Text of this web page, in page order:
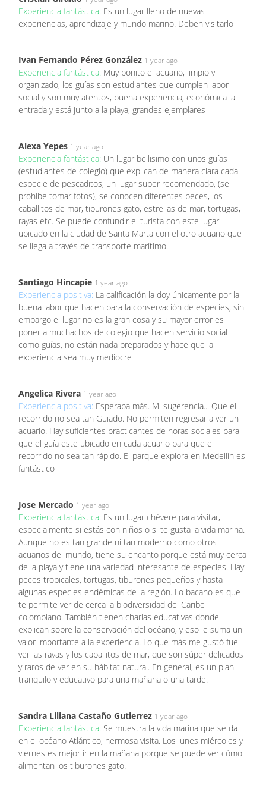
Experiencia fantástica: Es un lugar lleno de nuevas
experiencias, aprendizaje y mundo marino. Deben visitarlo
Ivan Fernando Pérez González 1 year ago
Experiencia fantástica: Muy bonito el acuario, limpio y
organizado, los guías son estudiantes que cumplen labor
social y son muy atentos, buena experiencia, económica la
entrada y está junto a la playa, grandes ejemplares
Alexa Yepes 1 year ago
Experiencia fantástica: Un lugar bellisimo con unos guías
(estudiantes de colegio) que explican de manera clara cada
especie de pescaditos, un lugar super recomendado, (se
prohibe tomar fotos), se conocen diferentes peces, los
caballitos de mar, tiburones gato, estrellas de mar, tortugas,
rayas etc. Se puede confundir el turista con este lugar
ubicado en la ciudad de Santa Marta con el otro acuario que
se llega a través de transporte marítimo.
Santiago Hincapie 1 year ago
Experiencia positiva: La calificación la doy únicamente por la
buena labor que hacen para la conservación de especies, sin
embargo el lugar no es la gran cosa y su mayor error es
poner a muchachos de colegio que hacen servicio social
como guías, no están nada preparados y hace que la
experiencia sea muy mediocre
Angelica Rivera 1 year ago
Experiencia positiva: Esperaba más. Mi sugerencia... Que el
recorrido no sea tan Guiado. No permiten regresar a ver un
acuario. Hay suficientes practicantes de horas sociales para
que el guía este ubicado en cada acuario para que el
recorrido no sea tan rápido. El parque explora en Medellín es
fantástico
Jose Mercado 1 year ago
Experiencia fantástica: Es un lugar chévere para visitar,
especialmente si estás con niños o si te gusta la vida marina.
Aunque no es tan grande ni tan moderno como otros
acuarios del mundo, tiene su encanto porque está muy cerca
de la playa y tiene una variedad interesante de especies. Hay
peces tropicales, tortugas, tiburones pequeños y hasta
algunas especies endémicas de la región. Lo bacano es que
te permite ver de cerca la biodiversidad del Caribe
colombiano. También tienen charlas educativas donde
explican sobre la conservación del océano, y eso le suma un
valor importante a la experiencia. Lo que más me gustó fue
ver las rayas y los caballitos de mar, que son súper delicados
y raros de ver en su hábitat natural. En general, es un plan
tranquilo y educativo para una mañana o una tarde.
Sandra Liliana Castaño Gutierrez 1 year ago
Experiencia fantástica: Se muestra la vida marina que se da
en el océano Atlántico, hermosa visita. Los lunes miércoles y
viernes es mejor ir en la mañana porque se puede ver cómo
alimentan los tiburones gato.